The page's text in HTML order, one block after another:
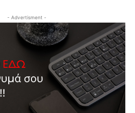
- Advertisment -